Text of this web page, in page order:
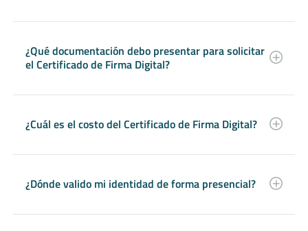
¿Qué documentación debo presentar para solicitar
el Certificado de Firma Digital?
¿Cuál es el costo del Certificado de Firma Digital?
¿Dónde valido mi identidad de forma presencial?